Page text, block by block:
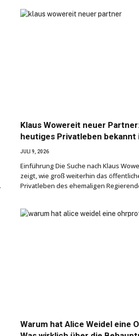
Klaus Wowereit neuer
heutiges Privatleben bekannt
JULI 9, 2026
Einführung Die Suche nach Klaus
zeigt, wie groß weiterhin das
Privatleben des ehemaligen
Warum hat Alice Weidel eine